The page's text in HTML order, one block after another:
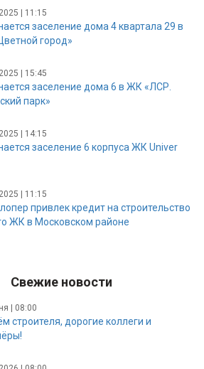
| 11:15
заселение дома 4 квартала 29 в
город»
| 15:45
заселение дома 6 в ЖК «ЛСР.
парк»
| 14:15
заселение 6 корпуса ЖК Univer
| 11:15
привлек кредит на строительство
ЖК в Московском районе
Свежие новости
| 08:00
строителя, дорогие коллеги и